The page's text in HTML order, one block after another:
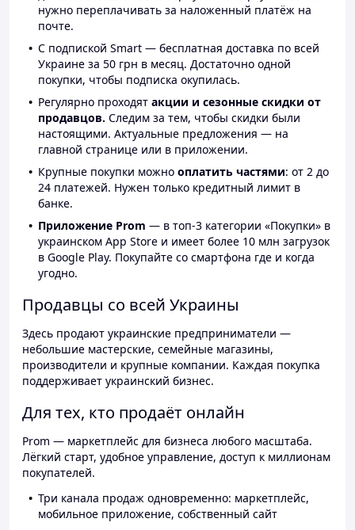
нужно переплачивать за наложенный платёж на
почте.
С подпиской Smart — бесплатная доставка по всей
Украине за 50 грн в месяц. Достаточно одной
покупки, чтобы подписка окупилась.
Регулярно проходят акции и сезонные скидки от
продавцов. Следим за тем, чтобы скидки были
настоящими. Актуальные предложения — на
главной странице или в приложении.
Крупные покупки можно оплатить частями: от 2 до
24 платежей. Нужен только кредитный лимит в
банке.
Приложение Prom — в топ-3 категории «Покупки» в
украинском App Store и имеет более 10 млн загрузок
в Google Play. Покупайте со смартфона где и когда
угодно.
Продавцы со всей Украины
Здесь продают украинские предприниматели —
небольшие мастерские, семейные магазины,
производители и крупные компании. Каждая покупка
поддерживает украинский бизнес.
Для тех, кто продаёт онлайн
Prom — маркетплейс для бизнеса любого масштаба.
Лёгкий старт, удобное управление, доступ к миллионам
покупателей.
Три канала продаж одновременно: маркетплейс,
мобильное приложение, собственный сайт